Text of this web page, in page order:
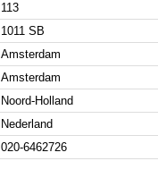
113
1011 SB
Amsterdam
Amsterdam
Noord-Holland
Nederland
020-6462726